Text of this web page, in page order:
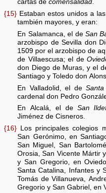
cartas decomensalidad.
{15} Estaban estos unidos a
también mayores, y eran:
En Salamanca, el deSan
arzobispo de Sevilla don
1509 por el arzobispo de
de Villaescusa; el de
don Diego de Muras, y el
Santiago y Toledo don
En Valladolid, el deSanta
cardenal don Pedro
En Alcalá, el deSan
Jiménez de Cisneros.
{16} Los principales colegios
San Gerónimo, en
San Miguel, San
Orosia, San Vicente Mártir
y San Gregorio, en
Santa Catalina, Infantes y
Tomás de Villanueva,
Gregorio y San Gabriel, en